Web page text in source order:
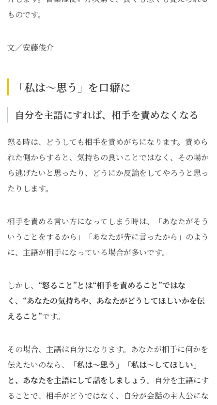
ものです。
文／安藤俊介
「私は～思う」を口癖に
自分を主語にすれば、相手を責めなくなる
怒る時は、どうしても相手を責めがちになります。責めら
れた側からすると、気持ちの良いことではなく、その場か
ら逃げたいと思ったり、どうにか反論をしてやろうと思っ
たりします。
相手を責める言い方になってしまう時は、「あなたがそう
いうことをするから」「あなたが先に言ったから」のよう
に、主語が相手になっている場合が多いです。
しかし、 “怒ること”とは“相手を責めること”ではな
く、 “あなたの気持ちや、あなたがどうしてほしいかを伝
えること”です。
その場合、主語は自分になります。あなたが相手に何かを
伝えたいのなら、
「私は～思う」「私は～してほしい」
と、あなたを主語にして話をしましょう。
自分を主語にす
ることで、相手がどうではなく、自分が会話の主人公にな